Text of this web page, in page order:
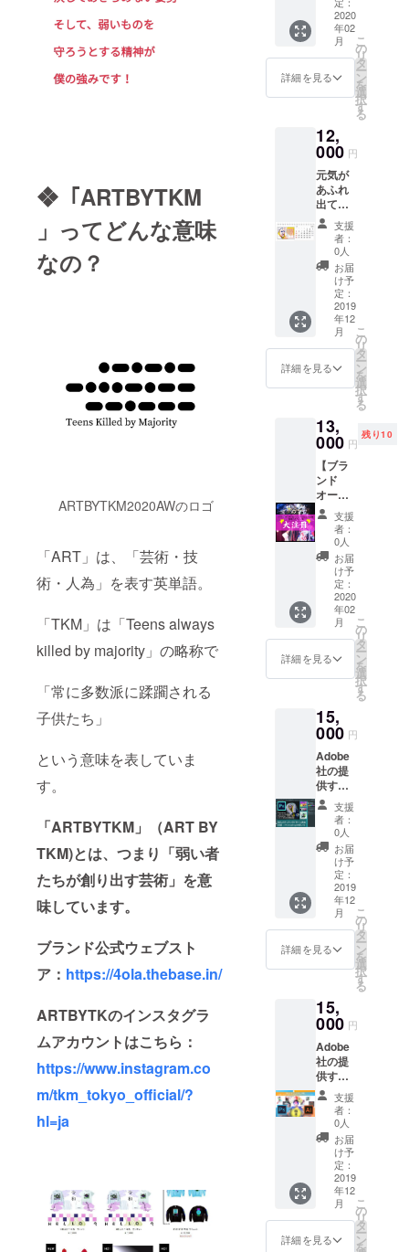
❖「ARTBYTKM
」ってどんな意味
なの？
ARTBYTKM2020AWのロゴ
「ART」は、「芸術・技
術・人為」を表す英単語。
「TKM」は「Teens always
killed by majority」の略称で
「常に多数派に蹂躙される
子供たち」
という意味を表していま
す。
「ARTBYTKM」（ART BY
TKM)とは、つまり「弱い者
たちが創り出す芸術」を意
味しています。
ブランド公式ウェブスト
ア： https://4ola.thebase.in/
ARTBYTKのインスタグラ
ムアカウントはこちら：
https://www.instagram.co
m/tkm_tokyo_official/?
hl=ja
「ズームイ
ン サタ
VTR出演
「MINGS」
にて、イン
タビュー記
事掲載
■どんなひ
変わった名
前と奇抜な
外見をして
いますが
大学時代に
は、10代で
団体を共同
立ち上げし
現在も、地
域のボラン
ティア団体
に携わり、
小学校に訪
問するなど
の活動をし
ています。
直情的です
がるタイプ
友人から
は、僕が原
宿によくい
ることを根
拠に
「原宿いち
熱い男」と
呼ばれてい
よろし
いお日
にちお
載くだ
さい。
い。
※ 交通
費、支
援者様
のお食
事代に
身でご
負担を
お願い
いたし
ます。
※ 備考
欄に、
支援者
様のご
都合の
よろし
いお日
にちお
時間帯
さい。
された
方が少
しでも
笑顔に
なれる
窓口で
す。 1
年間何
度で
も、お
電話に
てご相
談を承
りま
す。 ※
ご支援
者様の
人数の
関係で
おひと
り様お
電話は1
させて
いただ
す。 ※
一日に
ご連絡
頂ける
回数は
一回ま
でとさ
せてい
ただき
ます。
年単位
の回数
ござい
ませ
剛丸の
都合
電話が
取れな
い場合
がござ
いま
す。ご
不安で
した
ら、事
前に
メール
にてお
ただく
お時間
ださい
ませ。
記のデ
ザイン
の中か
らお好
きなも
のをお
選びく
い。 下
記のカ
ラーバ
リエー
ション
からお
選びい
ただけ
ます。
2020
年02
月
詳細を見る
こ
の
リ
タ
ー
ン
を
選
択
す
る
12,
000 円
元気が
あふれ
出てく
る、
「毎
日！剛
丸カレ
ダー」
を差し
上げま
す！ 毎
日、剛
丸から
の応援
メッ
が皆さ
んの明
日への
活力に
なれば
と思
い、カ
レン
ダーを
作成い
たしま
した。
下記画
像は、
サンプ
ルにな
りま
メント
をいた
だきま
した
ら、カ
レン
ダーひ
とつひ
とつに
メッ
セージ
を添え
てご送
付させ
ていた
だきま
す。
支援
者：
0人
お届
け予
定：
2019
年12
月
詳細を見る
こ
の
リ
タ
ー
ン
を
選
択
す
る
13,
000 円
残り10
【ブラ
ンド
オー
ナー
様！】
【ハン
ドメイ
ド作家
様！】
【服飾
生！】
【ファ
ッショ
ンデザ
イナー
注目の
リター
ン。
ARTBY
TKMが
毎月出
店して
いるク
ラブイ
ベント
に お店
を出店
してい
ただけ
ます！
【アイ
テムの
【出店
時はご
自身も
ご同伴
くださ
い】 毎
月第四
月曜日
に開催
してい
る、
ファッ
ション
と音楽
のイベ
ント
【ASO
支援
者：
0人
お届
け予
定：
2020
年02
月
詳細を見る
こ
の
リ
タ
ー
ン
を
選
択
す
る
15,
000 円
Adobe
社の提
供する
グラ
フィッ
クデザ
インの
王道ソ
フト
ウェ
ア、
Photos
hopと
Illustrat
orを
使った
フィッ
クデザ
インの
つくり
方の解
説動画
「基礎
編」を
ご提供
いたし
ます。
❖イラ
スト
レー
ターは
使わな
いけど
支援
者：
0人
お届
け予
定：
2019
年12
月
詳細を見る
こ
の
リ
タ
ー
ン
を
選
択
す
る
15,
000 円
Adobe
社の提
供する
グラ
フィッ
クデザ
インの
王道ソ
フト
ウェ
ア、
Photos
hopと
Illustrat
支援
者：
0人
お届
け予
定：
2019
年12
月
詳細を見る
こ
の
リ
タ
ー
ン
を